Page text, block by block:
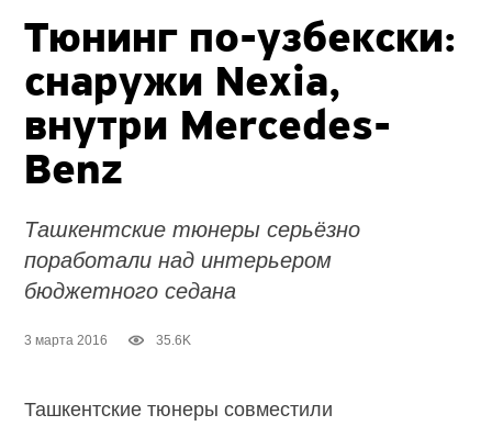
Тюнинг по-узбекски:
снаружи Nexia,
внутри Mercedes-
Benz
Ташкентские тюнеры серьёзно
поработали над интерьером
бюджетного седана
3 марта 2016 35.6K
Ташкентские тюнеры совместили